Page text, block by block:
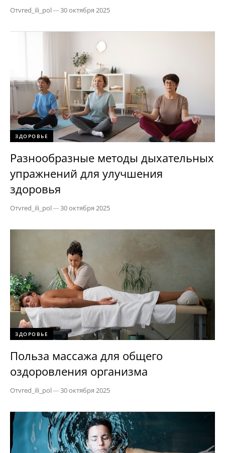
Отvred_ili_pol—30 октября 2025
ЗДОРОВЬЕ
Разнообразные методы дыхательных
упражнений для улучшения
здоровья
Отvred_ili_pol—30 октября 2025
ЗДОРОВЬЕ
Польза массажа для общего
оздоровления организма
Отvred_ili_pol—30 октября 2025